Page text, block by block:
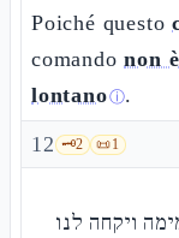
Poiché questo
comandonon
lontanoⓘ.
12 🗝️2 📜1
ויקחה לנו